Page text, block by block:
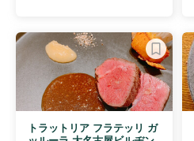
トラットリア フラテッリ ガ